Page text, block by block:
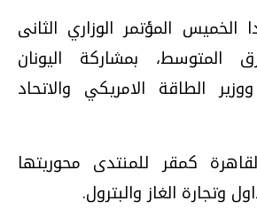
المؤتمر الوزاري الثانى
المتوسط، بمشاركة اليونان
الطاقة الامريكي والاتحاد
كمقر للمنتدى محوريتها
وتجارة الغاز والبترول.